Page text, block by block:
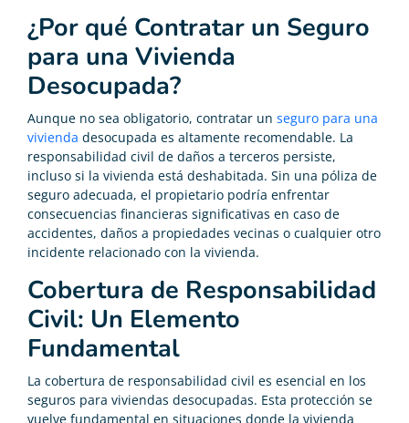
¿Por qué Contratar un Seguro
para una Vivienda
Desocupada?
Aunque no sea obligatorio, contratar un seguro para una
vivienda desocupada es altamente recomendable. La
responsabilidad civil de daños a terceros persiste,
incluso si la vivienda está deshabitada. Sin una póliza de
seguro adecuada, el propietario podría enfrentar
consecuencias financieras significativas en caso de
accidentes, daños a propiedades vecinas o cualquier otro
incidente relacionado con la vivienda.
Cobertura de Responsabilidad
Civil: Un Elemento
Fundamental
La cobertura de responsabilidad civil es esencial en los
seguros para viviendas desocupadas. Esta protección se
vuelve fundamental en situaciones donde la vivienda